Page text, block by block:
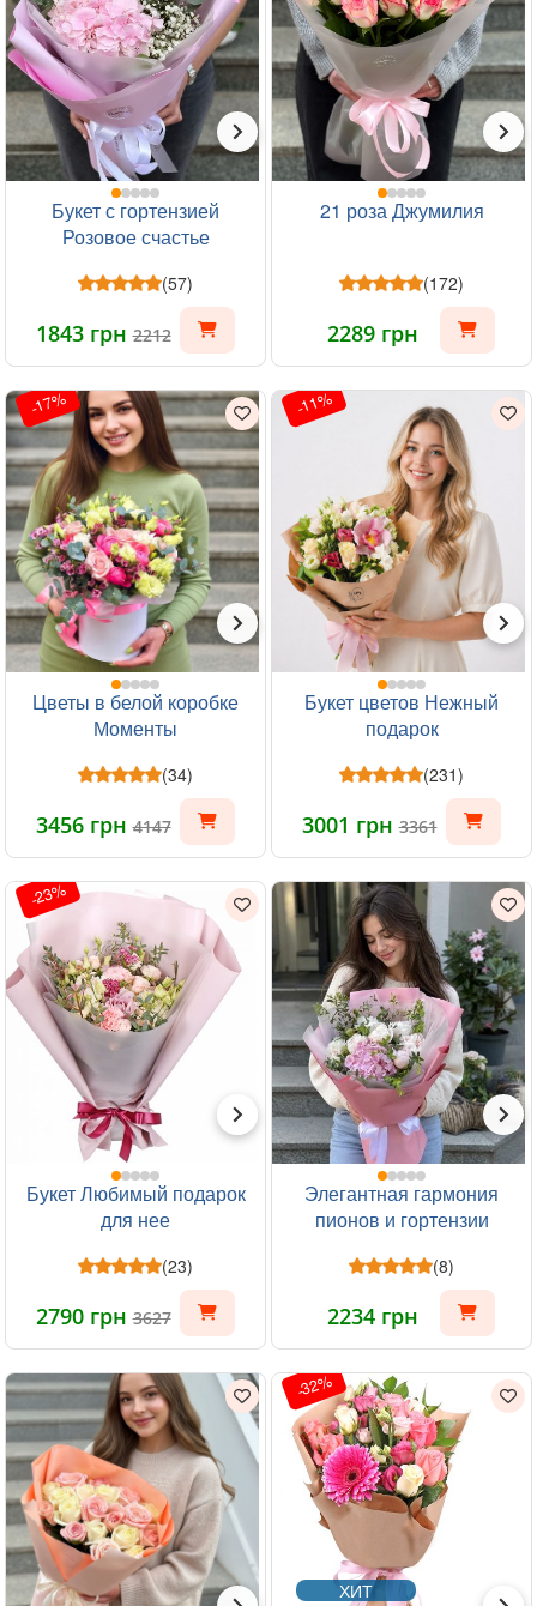
Букет с гортензией
Розовое счастье
(57)
1843 грн2212
21 роза Джумилия
(172)
2289 грн
-17%
Цветы в белой коробке
Моменты
(34)
3456 грн4147
-11%
Букет цветов Нежный
подарок
(231)
3001 грн3361
-23%
Букет Любимый подарок
для нее
(23)
2790 грн3627
Элегантная гармония
пионов и гортензии
(8)
2234 грн
-32%
ХИТ